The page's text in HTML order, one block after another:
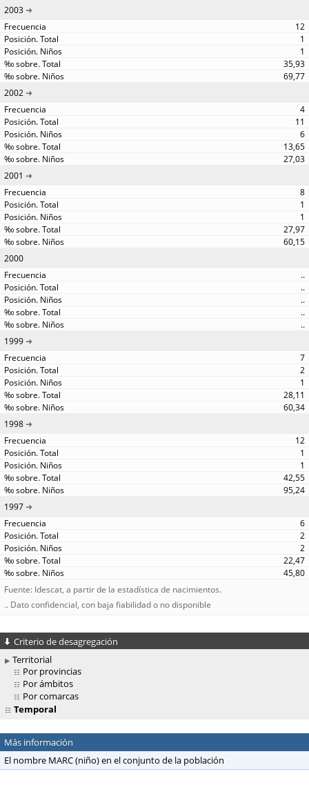
2003
12
1
1
35,93
69,77
2002
4
11
6
13,65
27,03
2001
8
1
1
27,97
60,15
2000
..
..
..
..
..
1999
7
2
1
28,11
60,34
1998
12
1
1
42,55
95,24
1997
6
2
2
22,47
45,80
Fuente: Idescat, a partir de la estadística de nacimientos.
.. Dato confidencial, con baja fiabilidad o no disponible
Criterio de desagregación
Territorial
Por provincias
Por ámbitos
Por comarcas
Temporal
Más información
El nombre MARC (niño) en el conjunto de la población